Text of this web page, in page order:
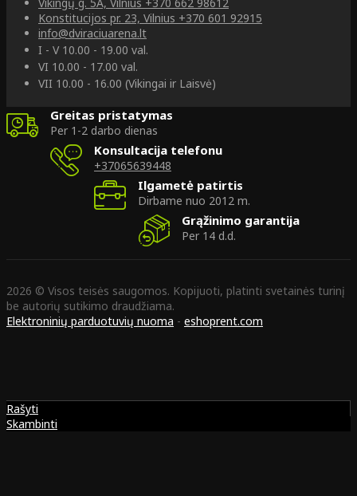
Konstitucijos pr. 23, Vilnius +370 601 92915
info@dviraciuarena.lt
I - V 10.00 - 19.00 val.
VI 10.00 - 17.00 val.
VII 10.00 - 16.00 (Vikingai ir Laisvė)
Greitas pristatymas
Per 1-2 darbo dienas
Konsultacija telefonu
+37065639448
Ilgametė patirtis
Dirbame nuo 2012 m.
Grąžinimo garantija
Per 14 d.d.
2026 © Visos teisės saugomos. Kopijuoti, platinti svetainės turinį
be autorių sutikimo draudžiama.
Elektroninių parduotuvių nuoma - eshoprent.com
Rašyti
Skambinti